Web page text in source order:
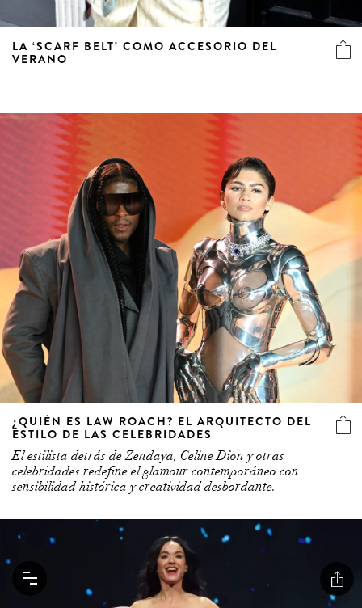
LA ‘SCARF BELT’ COMO ACCESORIO DEL
VERANO
¿QUIÉN ES LAW ROACH? EL ARQUITECTO DEL
ESTILO DE LAS CELEBRIDADES
El estilista detrás de Zendaya, Celine Dion y otras
celebridades redefine el glamour contemporáneo con
sensibilidad histórica y creatividad desbordante.